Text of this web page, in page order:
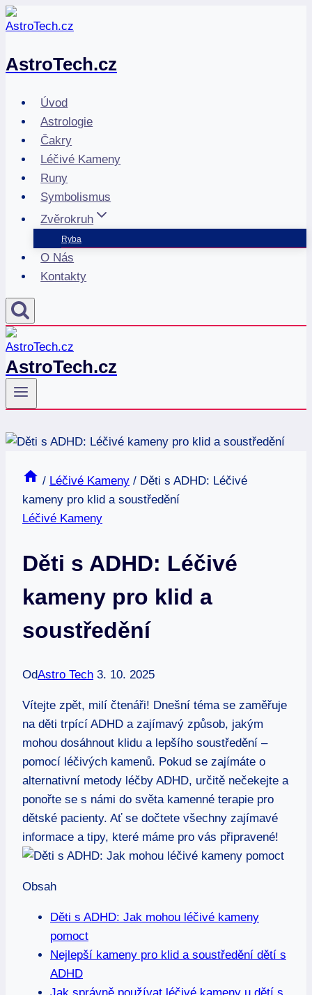
Přeskočit
na
AstroTech.cz
Úvod
Astrologie
Čakry
Léčivé Kameny
Runy
Symbolismus
Zvěrokruh
Ryba
O Nás
Kontakty
AstroTech.cz
/ Léčivé Kameny / Děti s ADHD: Léčivé
kameny pro klid a soustředění
Léčivé Kameny
Děti s ADHD: Léčivé
kameny pro klid a
soustředění
OdAstro Tech 3. 10. 2025
Vítejte zpět, milí čtenáři! Dnešní téma se zaměřuje
na děti trpící ADHD a zajímavý způsob, jakým
mohou dosáhnout klidu a lepšího soustředění –
pomocí léčivých kamenů. Pokud se zajímáte o
alternativní metody léčby ADHD, určitě nečekejte a
ponořte se s námi do světa kamenné terapie pro
dětské pacienty. Ať se dočtete všechny zajímavé
informace a tipy, které máme pro vás připravené!
Obsah
Děti s ADHD: Jak mohou léčivé kameny
pomoct
Nejlepší kameny pro klid a soustředění dětí s
ADHD